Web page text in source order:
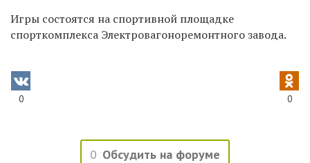
Игры состоятся на спортивной площадке
спорткомплекса Электровагоноремонтного завода.
0 0
0 Обсудить на форуме